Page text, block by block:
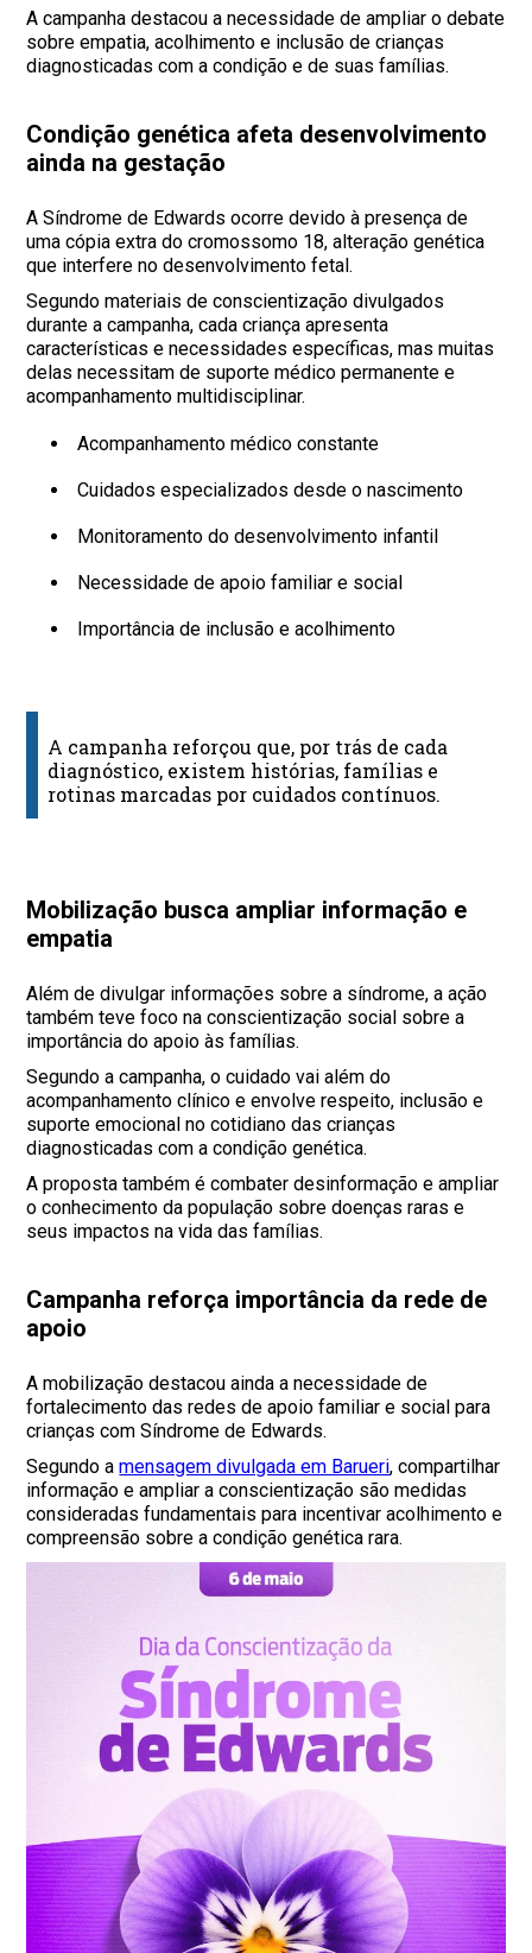
A campanha destacou a necessidade de ampliar o debate
sobre empatia, acolhimento e inclusão de crianças
diagnosticadas com a condição e de suas famílias.
Condição genética afeta desenvolvimento
ainda na gestação
A Síndrome de Edwards ocorre devido à presença de
uma cópia extra do cromossomo 18, alteração genética
que interfere no desenvolvimento fetal.
Segundo materiais de conscientização divulgados
durante a campanha, cada criança apresenta
características e necessidades específicas, mas muitas
delas necessitam de suporte médico permanente e
acompanhamento multidisciplinar.
Acompanhamento médico constante
Cuidados especializados desde o nascimento
Monitoramento do desenvolvimento infantil
Necessidade de apoio familiar e social
Importância de inclusão e acolhimento
A campanha reforçou que, por trás de cada
diagnóstico, existem histórias, famílias e
rotinas marcadas por cuidados contínuos.
Mobilização busca ampliar informação e
empatia
Além de divulgar informações sobre a síndrome, a ação
também teve foco na conscientização social sobre a
importância do apoio às famílias.
Segundo a campanha, o cuidado vai além do
acompanhamento clínico e envolve respeito, inclusão e
suporte emocional no cotidiano das crianças
diagnosticadas com a condição genética.
A proposta também é combater desinformação e ampliar
o conhecimento da população sobre doenças raras e
seus impactos na vida das famílias.
Campanha reforça importância da rede de
apoio
A mobilização destacou ainda a necessidade de
fortalecimento das redes de apoio familiar e social para
crianças com Síndrome de Edwards.
Segundo amensagem divulgada em Barueri, compartilhar
informação e ampliar a conscientização são medidas
consideradas fundamentais para incentivar acolhimento e
compreensão sobre a condição genética rara.